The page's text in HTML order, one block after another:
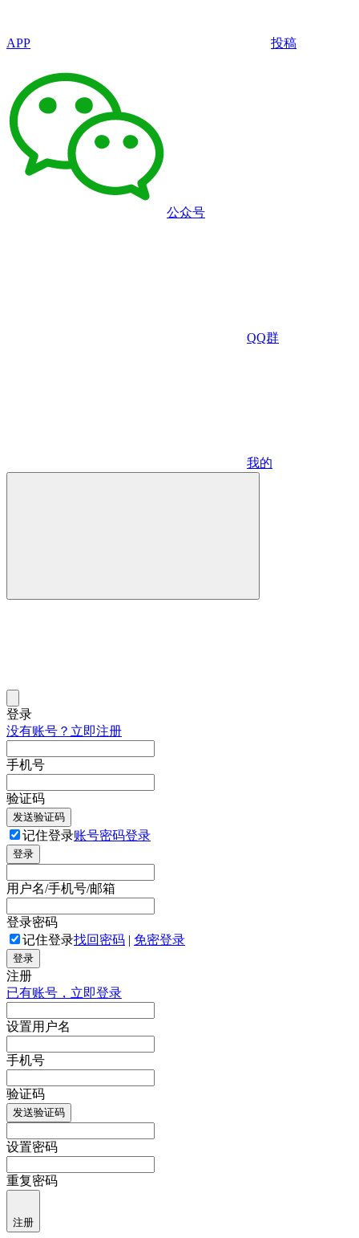
APP 投稿
公众号
QQ群
我的
登录
没有账号？立即注册
手机号
验证码
发送验证码
记住登录账号密码登录
登录
用户名/手机号/邮箱
登录密码
记住登录找回密码 | 免密登录
登录
注册
已有账号，立即登录
设置用户名
手机号
验证码
发送验证码
设置密码
重复密码
注册